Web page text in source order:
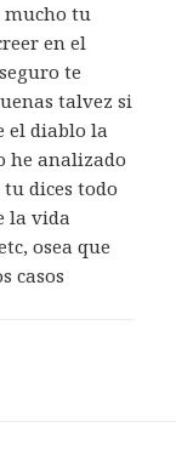
mucho tu
en el
te
talvez si
el diablo la
he analizado
dices todo
la vida
osea que
casos